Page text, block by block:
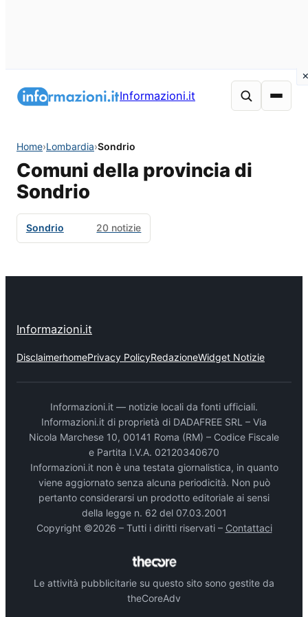
Informazioni.it
Home›Lombardia›Sondrio
Comuni della provincia di
Sondrio
Sondrio 20 notizie
Informazioni.it
DisclaimerhomePrivacy PolicyRedazioneWidget Notizie
Informazioni.it — notizie locali da fonti ufficiali.
Informazioni.it di proprietà di DADAFREE SRL – Via
Nicola Marchese 10, 00141 Roma (RM) – Codice Fiscale
e Partita I.V.A. 02120340670
Informazioni.it non è una testata giornalistica, in quanto
viene aggiornato senza alcuna periodicità. Non può
pertanto considerarsi un prodotto editoriale ai sensi
della legge n. 62 del 07.03.2001
Copyright ©2026 – Tutti i diritti riservati – Contattaci
Le attività pubblicitarie su questo sito sono gestite da
theCoreAdv